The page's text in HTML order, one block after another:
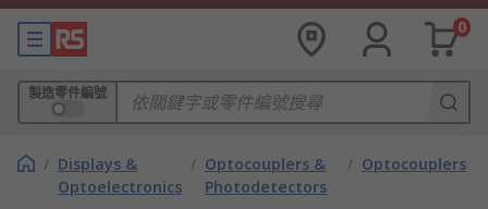
0
製造零件編號
/ Displays &
Optoelectronics
/ Optocouplers &
Photodetectors
/ Optocouplers